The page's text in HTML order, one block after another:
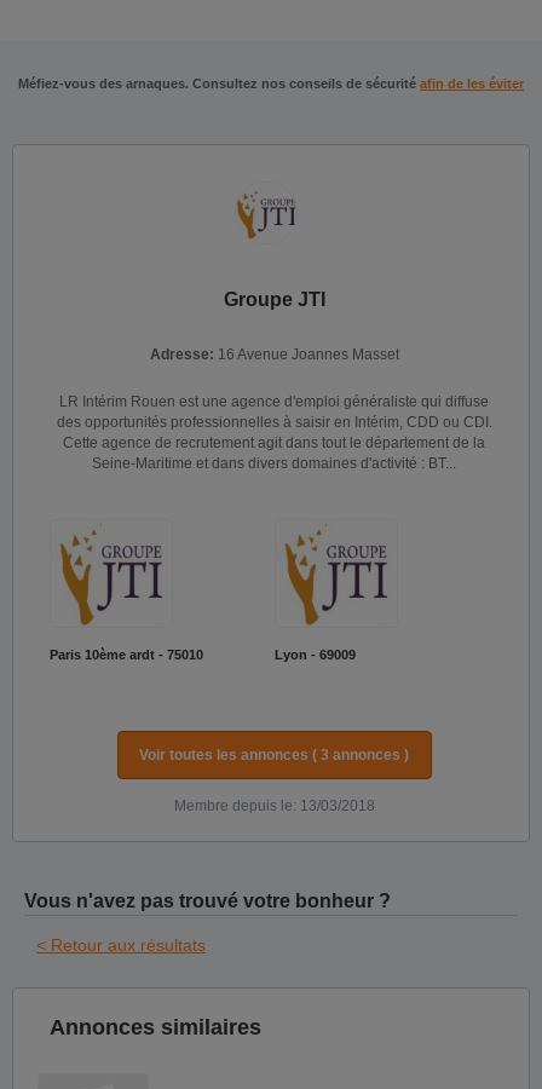
Méfiez-vous des arnaques. Consultez nos conseils de sécurité afin de les éviter
Groupe JTI
Adresse: 16 Avenue Joannes Masset
LR Intérim Rouen est une agence d'emploi généraliste qui diffuse
des opportunités professionnelles à saisir en Intérim, CDD ou CDI.
Cette agence de recrutement agit dans tout le département de la
Seine-Maritime et dans divers domaines d'activité : BT...
Paris 10ème ardt - 75010 Lyon - 69009
Voir toutes les annonces ( 3 annonces )
Membre depuis le: 13/03/2018
Vous n'avez pas trouvé votre bonheur ?
< Retour aux résultats
Annonces similaires